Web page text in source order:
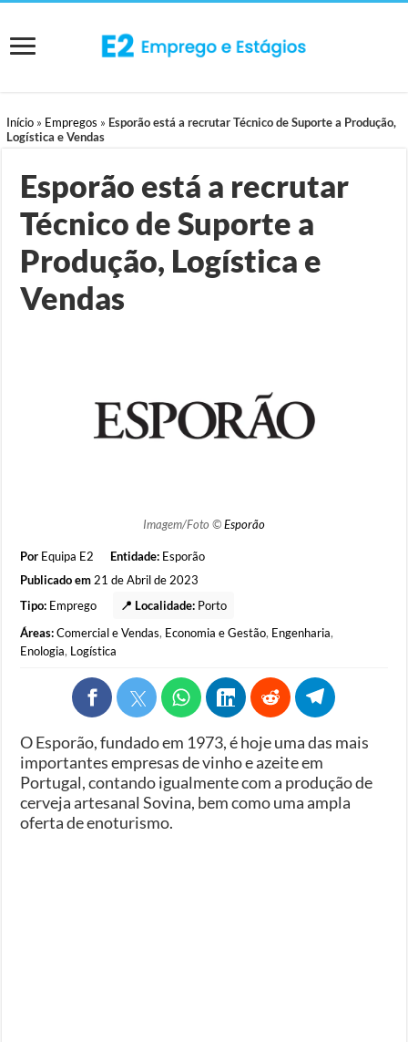
Início » Empregos » Esporão está a recrutar Técnico de Suporte a Produção,
Logística e Vendas
Esporão está a recrutar
Técnico de Suporte a
Produção, Logística e
Vendas
Imagem/Foto ©Esporão
Por Equipa E2 Entidade: Esporão
Publicado em 21 de Abril de 2023
Tipo: Emprego 📍 Localidade: Porto
Áreas: Comercial e Vendas, Economia e Gestão, Engenharia,
Enologia, Logística
O Esporão, fundado em 1973, é hoje uma das mais
importantes empresas de vinho e azeite em
Portugal, contando igualmente com a produção de
cerveja artesanal Sovina, bem como uma ampla
oferta de enoturismo.